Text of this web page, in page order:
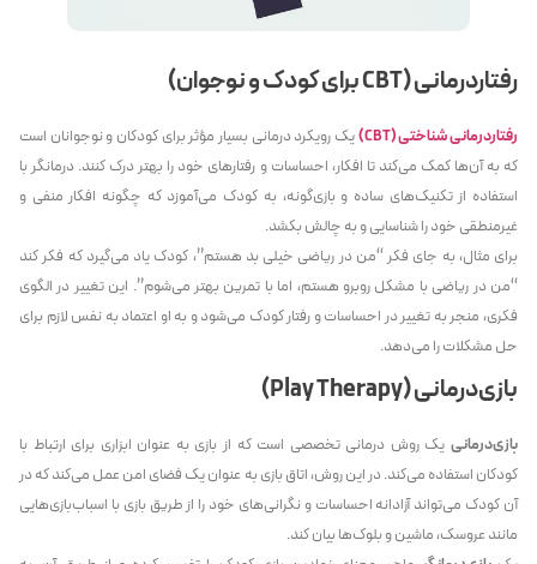
رفتاردرمانی (CBT برای کودک و نوجوان)
رفتاردرمانی شناختی (CBT)
یک رویکرد درمانی بسیار مؤثر برای کودکان و نوجوانان است
که به آن‌ها کمک می‌کند تا افکار، احساسات و رفتارهای خود را بهتر درک کنند. درمانگر با
استفاده از تکنیک‌های ساده و بازی‌گونه، به کودک می‌آموزد که چگونه افکار منفی و
غیرمنطقی خود را شناسایی و به چالش بکشد.
برای مثال، به جای فکر “من در ریاضی خیلی بد هستم”، کودک یاد می‌گیرد که فکر کند
“من در ریاضی با مشکل روبرو هستم، اما با تمرین بهتر می‌شوم”. این تغییر در الگوی
فکری، منجر به تغییر در احساسات و رفتار کودک می‌شود و به او اعتماد به نفس لازم برای
حل مشکلات را می‌دهد.
بازی‌درمانی (Play Therapy)
بازی‌درمانی یک روش درمانی تخصصی است که از بازی به عنوان ابزاری برای ارتباط با
کودکان استفاده می‌کند. در این روش، اتاق بازی به عنوان یک فضای امن عمل می‌کند که در
آن کودک می‌تواند آزادانه احساسات و نگرانی‌های خود را از طریق بازی با اسباب‌بازی‌هایی
مانند عروسک، ماشین و بلوک‌ها بیان کند.